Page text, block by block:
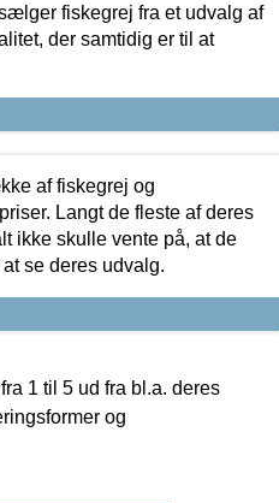
fiskegrej fra et udvalg af
der samtidig er til at
af fiskegrej og
Langt de fleste af deres
ikke skulle vente på, at de
se deres udvalg.
1 til 5 ud fra bl.a. deres
og